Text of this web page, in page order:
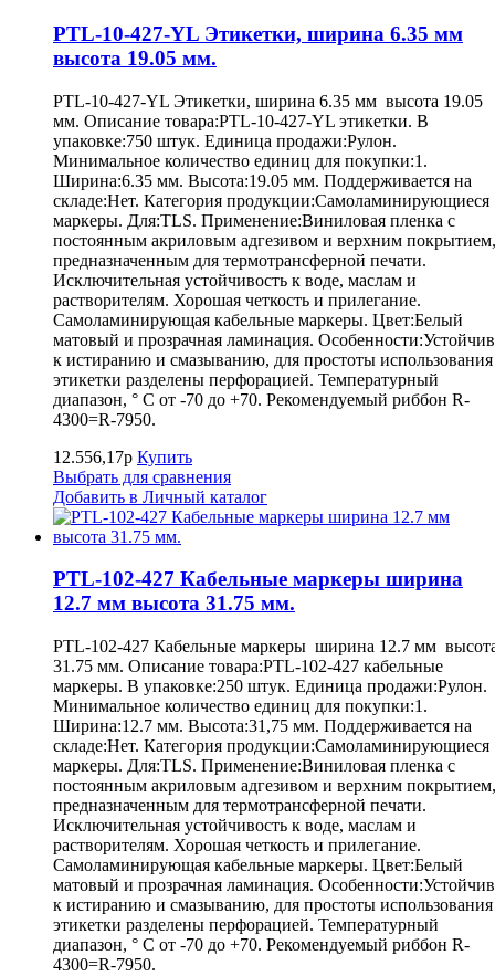
PTL-10-427-YL Этикетки, ширина 6.35 мм
высота 19.05 мм.
PTL-10-427-YL Этикетки, ширина 6.35 мм высота 19.05
мм. Описание товара:PTL-10-427-YL этикетки. В
упаковке:750 штук. Единица продажи:Рулон.
Минимальное количество единиц для покупки:1.
Ширина:6.35 мм. Высота:19.05 мм. Поддерживается на
складе:Нет. Категория продукции:Самоламинирующиеся
маркеры. Для:TLS. Применение:Виниловая пленка с
постоянным акриловым адгезивом и верхним покрытием,
предназначенным для термотрансферной печати.
Исключительная устойчивость к воде, маслам и
растворителям. Хорошая четкость и прилегание.
Самоламинирующая кабельные маркеры. Цвет:Белый
матовый и прозрачная ламинация. Особенности:Устойчив
к истиранию и смазыванию, для простоты использования
этикетки разделены перфорацией. Температурный
диапазон, ° С от -70 до +70. Рекомендуемый риббон R-
4300=R-7950.
12.556,17р Купить
Выбрать для сравнения
Добавить в Личный каталог
PTL-102-427 Кабельные маркеры ширина
12.7 мм высота 31.75 мм.
PTL-102-427 Кабельные маркеры ширина 12.7 мм
31.75 мм. Описание товара:PTL-102-427 кабельные
маркеры. В упаковке:250 штук. Единица продажи:Рулон.
Минимальное количество единиц для покупки:1.
Ширина:12.7 мм. Высота:31,75 мм. Поддерживается на
складе:Нет. Категория продукции:Самоламинирующиеся
маркеры. Для:TLS. Применение:Виниловая пленка с
постоянным акриловым адгезивом и верхним покрытием,
предназначенным для термотрансферной печати.
Исключительная устойчивость к воде, маслам и
растворителям. Хорошая четкость и прилегание.
Самоламинирующая кабельные маркеры. Цвет:Белый
матовый и прозрачная ламинация. Особенности:Устойчив
к истиранию и смазыванию, для простоты использования
этикетки разделены перфорацией. Температурный
диапазон, ° С от -70 до +70. Рекомендуемый риббон R-
4300=R-7950.